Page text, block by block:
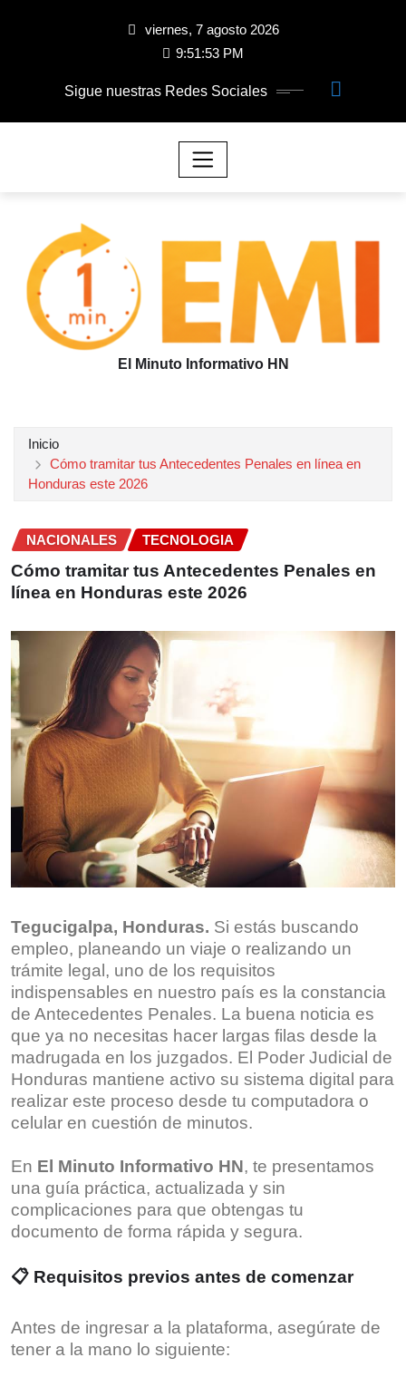
viernes, 7 agosto 2026
9:51:54 PM
Sigue nuestras Redes Sociales
El Minuto Informativo HN
Inicio
Cómo tramitar tus Antecedentes Penales en línea en
Honduras este 2026
NACIONALES TECNOLOGIA
Cómo tramitar tus Antecedentes Penales en
línea en Honduras este 2026
Tegucigalpa, Honduras. Si estás buscando
empleo, planeando un viaje o realizando un
trámite legal, uno de los requisitos
indispensables en nuestro país es la constancia
de Antecedentes Penales. La buena noticia es
que ya no necesitas hacer largas filas desde la
madrugada en los juzgados. El Poder Judicial de
Honduras mantiene activo su sistema digital para
realizar este proceso desde tu computadora o
celular en cuestión de minutos.
En El Minuto Informativo HN, te presentamos
una guía práctica, actualizada y sin
complicaciones para que obtengas tu
documento de forma rápida y segura.
📋 Requisitos previos antes de comenzar
Antes de ingresar a la plataforma, asegúrate de
tener a la mano lo siguiente: